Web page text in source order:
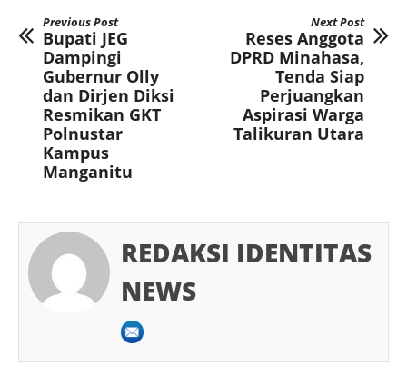
Previous Post
Bupati JEG
Dampingi
Gubernur Olly
dan Dirjen Diksi
Resmikan GKT
Polnustar
Kampus
Manganitu
Next Post
Reses Anggota
DPRD Minahasa,
Tenda Siap
Perjuangkan
Aspirasi Warga
Talikuran Utara
REDAKSI IDENTITAS
NEWS